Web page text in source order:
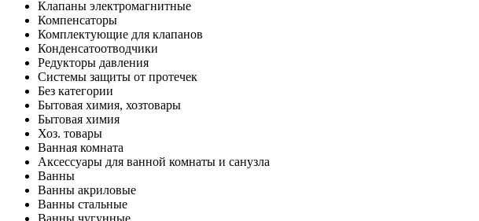
Клапаны электромагнитные
Компенсаторы
Комплектующие для клапанов
Конденсатоотводчики
Редукторы давления
Системы защиты от протечек
Без категории
Бытовая химия, хозтовары
Бытовая химия
Хоз. товары
Ванная комната
Аксессуары для ванной комнаты и санузла
Ванны
Ванны акриловые
Ванны стальные
Ванны чугунные